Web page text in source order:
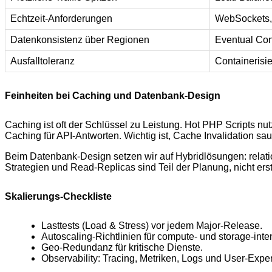
Echtzeit-Anforderungen
Datenkonsistenz über Regionen Eventual
Ausfalltoleranz
Feinheiten bei Caching und Datenbank-Design
Caching ist oft der Schlüssel zu Leistung. Hot PHP Scripts
Caching für API-Antworten. Wichtig ist, Cache Invalidation
Beim Datenbank-Design setzen wir auf Hybridlösungen:
Strategien und Read-Replicas sind Teil der Planung, nicht
Skalierungs-Checkliste
Lasttests (Load & Stress) vor jedem Major-Release.
Autoscaling-Richtlinien für compute- und storage-
Geo-Redundanz für kritische Dienste.
Observability: Tracing, Metriken, Logs und User-